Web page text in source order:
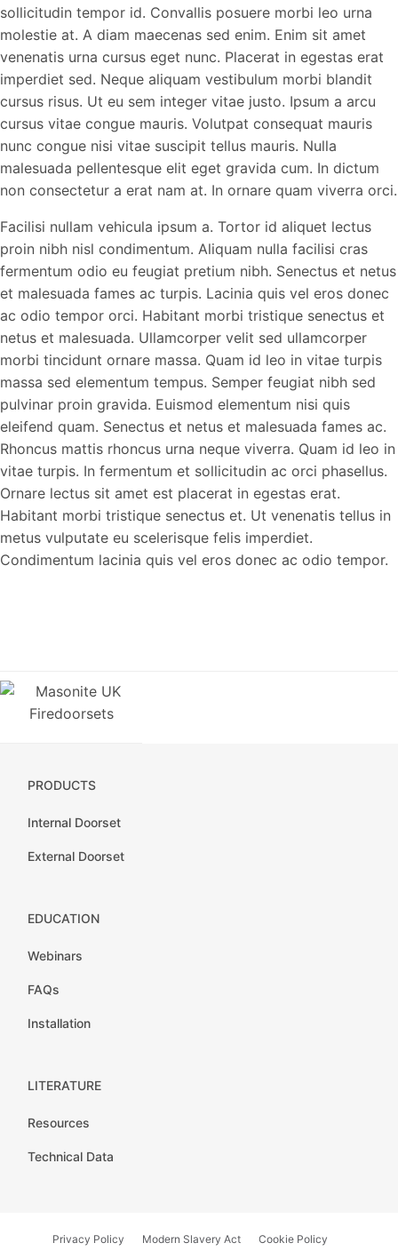
sollicitudin tempor id. Convallis posuere morbi leo urna
molestie at. A diam maecenas sed enim. Enim sit amet
venenatis urna cursus eget nunc. Placerat in egestas erat
imperdiet sed. Neque aliquam vestibulum morbi blandit
cursus risus. Ut eu sem integer vitae justo. Ipsum a arcu
cursus vitae congue mauris. Volutpat consequat mauris
nunc congue nisi vitae suscipit tellus mauris. Nulla
malesuada pellentesque elit eget gravida cum. In dictum
non consectetur a erat nam at. In ornare quam viverra orci.
Facilisi nullam vehicula ipsum a. Tortor id aliquet lectus
proin nibh nisl condimentum. Aliquam nulla facilisi cras
fermentum odio eu feugiat pretium nibh. Senectus et netus
et malesuada fames ac turpis. Lacinia quis vel eros donec
ac odio tempor orci. Habitant morbi tristique senectus et
netus et malesuada. Ullamcorper velit sed ullamcorper
morbi tincidunt ornare massa. Quam id leo in vitae turpis
massa sed elementum tempus. Semper feugiat nibh sed
pulvinar proin gravida. Euismod elementum nisi quis
eleifend quam. Senectus et netus et malesuada fames ac.
Rhoncus mattis rhoncus urna neque viverra. Quam id leo in
vitae turpis. In fermentum et sollicitudin ac orci phasellus.
Ornare lectus sit amet est placerat in egestas erat.
Habitant morbi tristique senectus et. Ut venenatis tellus in
metus vulputate eu scelerisque felis imperdiet.
Condimentum lacinia quis vel eros donec ac odio tempor.
PRODUCTS
Internal Doorset
External Doorset
EDUCATION
Webinars
FAQs
Installation
LITERATURE
Resources
Technical Data
Privacy Policy Modern Slavery Act Cookie Policy